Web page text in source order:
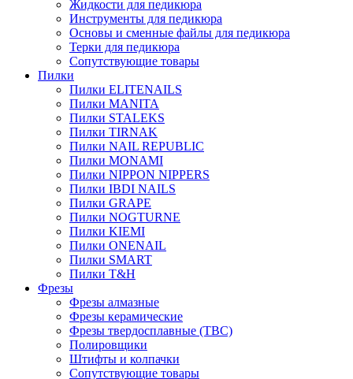
Жидкости для педикюра
Инструменты для педикюра
Основы и сменные файлы для педикюра
Терки для педикюра
Сопутствующие товары
Пилки
Пилки ELITENAILS
Пилки MANITA
Пилки STALEKS
Пилки TIRNAK
Пилки NAIL REPUBLIC
Пилки MONAMI
Пилки NIPPON NIPPERS
Пилки IBDI NAILS
Пилки GRAPE
Пилки NOGTURNE
Пилки KIEMI
Пилки ONENAIL
Пилки SMART
Пилки T&H
Фрезы
Фрезы алмазные
Фрезы керамические
Фрезы твердосплавные (ТВС)
Полировщики
Штифты и колпачки
Сопутствующие товары